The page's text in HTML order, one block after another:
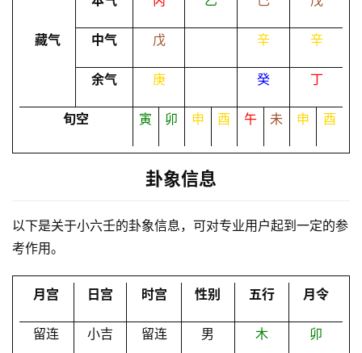
解
服
务
登录
藏气 中气 戊 辛 辛
余气 庚 癸 丁
旬空 寅 卯 申 酉 午 未 申 酉
卦象信息
以下是关于小六壬的卦象信息，可对专业用户起到一定的参
考作用。
月宫 日宫 时宫 性别 五行 月令
留连 小吉 留连 男 木 卯